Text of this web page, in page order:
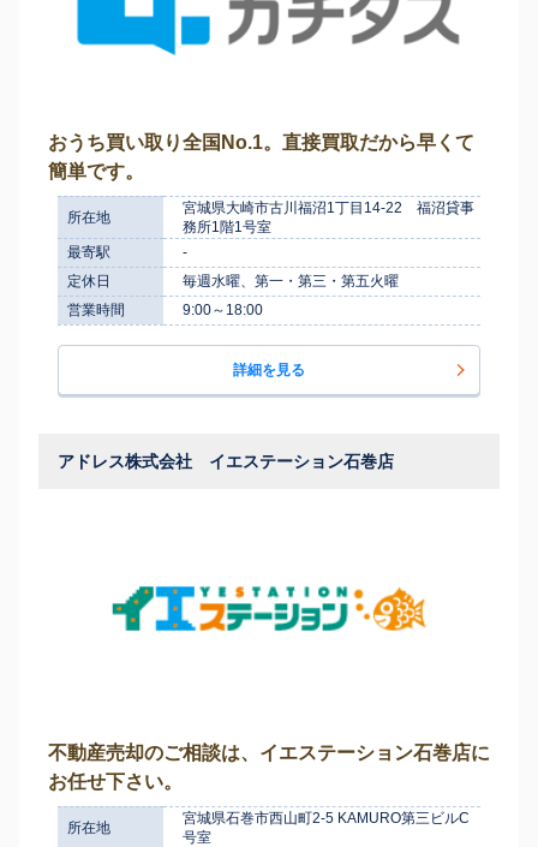
おうち買い取り全国No.1。直接買取だから早くて
簡単です。
所在地
宮城県大崎市古川福沼1丁目14-22 福沼貸事
務所1階1号室
最寄駅
-
定休日
毎週水曜、第一・第三・第五火曜
営業時間
9:00～18:00
詳細を見る
アドレス株式会社 イエステーション石巻店
不動産売却のご相談は、イエステーション石巻店に
お任せ下さい。
所在地
宮城県石巻市西山町2-5 KAMURO第三ビルC
号室